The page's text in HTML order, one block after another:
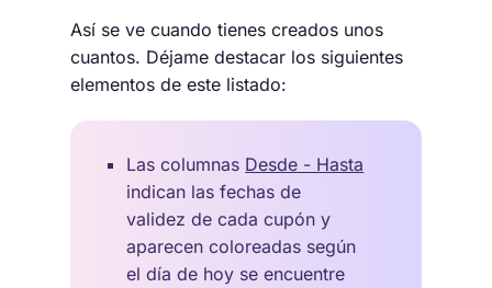
Así se ve cuando tienes creados unos
cuantos. Déjame destacar los siguientes
elementos de este listado:
Las columnas Desde - Hasta
indican las fechas de
validez de cada cupón y
aparecen coloreadas según
el día de hoy se encuentre